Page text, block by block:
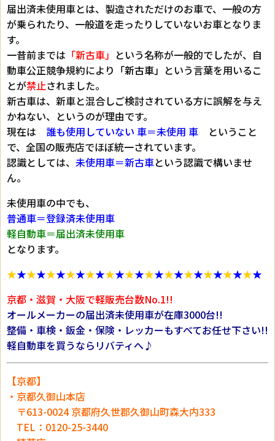
届出済未使用車とは、製造されただけのお車で、一般の方
が乗られたり、一般道を走ったりしていないお車となりま
す。
一昔前までは 「新古車」 という名称が一般的でしたが、自
動車公正競争規約により 「新古車」 という言葉を用いるこ
とが禁止されました。
新古車は、新車と混合しご検討されている方に誤解を与え
かねない、というのが理由です。
現在は 誰も使用していない 車＝未使用 車 ということ
で、全国の販売店でほぼ統一されています。
認識としては、 未使用車＝新古車という認識で構いませ
ん。
未使用車の中でも、
普通車＝登録済未使用車
軽自動車＝届出済未使用車
となります。
★★★★★★★★★★★★★★★★★★★★★★★★★★
京都・滋賀・大阪で軽販売台数No.1!!
オールメーカーの届出済未使用車が在庫3000台!!
整備・車検・鈑金・保険・レッカーもすべてお任せ下さい!!
軽自動車を買うならリバティへ♪
【京都】
・京都久御山本店
〒613-0024 京都府久世郡久御山町森大内333
TEL：0120-25-3440